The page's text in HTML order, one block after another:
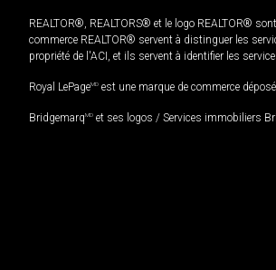
REALTOR®, REALTORS® et le logo REALTOR®
commerce REALTOR® servent à distinguer les
propriété de l'ACI, et ils servent à identifier les
Royal LePageMD est une marque de commerce
BridgemarqMD et ses logos / Services immobiliers